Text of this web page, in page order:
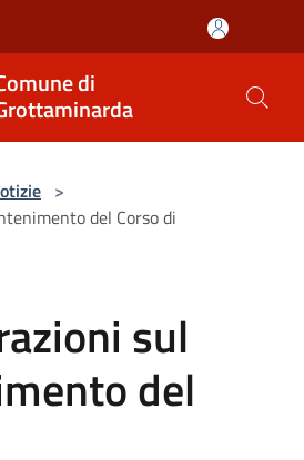
di
>
del Corso di
sul
del